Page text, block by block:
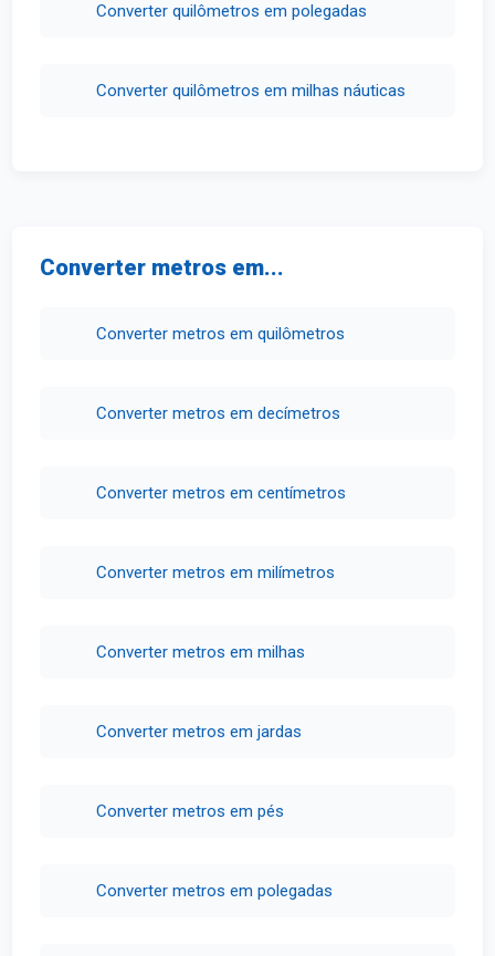
Converter quilômetros em polegadas
Converter quilômetros em milhas náuticas
Converter metros em...
Converter metros em quilômetros
Converter metros em decímetros
Converter metros em centímetros
Converter metros em milímetros
Converter metros em milhas
Converter metros em jardas
Converter metros em pés
Converter metros em polegadas